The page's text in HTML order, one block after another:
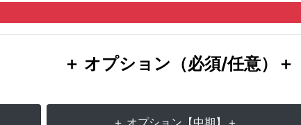
＋ オプション（必須/任意）＋